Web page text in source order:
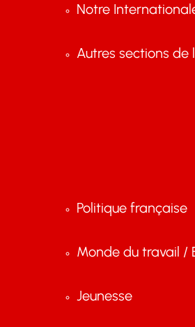
Notre
Autres sections de
Politique française
Monde du travail /
Jeunesse